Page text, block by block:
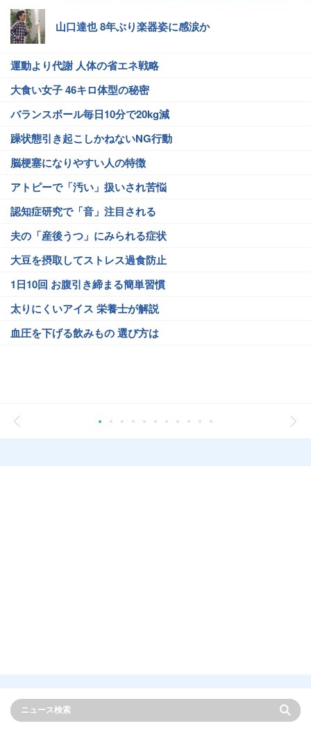
山口達也 8年ぶり楽器姿に感涙か
運動より代謝 人体の省エネ戦略
大食い女子 46キロ体型の秘密
バランスボール毎日10分で20kg減
躁状態引き起こしかねないNG行動
脳梗塞になりやすい人の特徴
アトピーで「汚い」扱いされ苦悩
認知症研究で「音」注目される
夫の「産後うつ」にみられる症状
大豆を摂取してストレス過食防止
1日10回 お腹引き締まる簡単習慣
太りにくいアイス 栄養士が解説
血圧を下げる飲みもの 選び方は